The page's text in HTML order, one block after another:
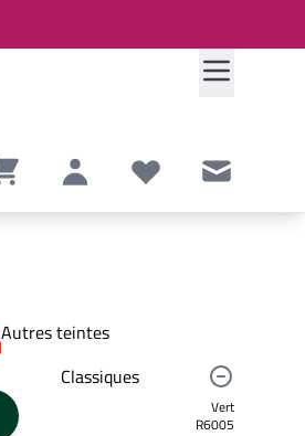
Autres teintes
Classiques
Vert
R6005